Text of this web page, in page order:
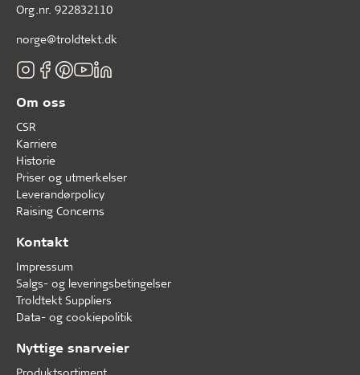
Org.nr. 922832110
norge@troldtekt.dk
Om oss
CSR
Karriere
Historie
Priser og utmerkelser
Leverandørpolicy
Raising Concerns
Kontakt
Impressum
Salgs- og leveringsbetingelser
Troldtekt Suppliers
Data- og cookiepolitik
Nyttige snarveier